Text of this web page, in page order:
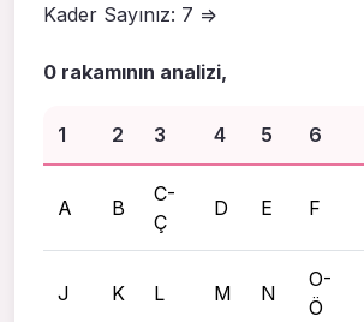
Kader Sayınız: 7 =>
0 rakamının analizi,
1 2 3 4 5 6
A B
C-
Ç
D E F
J K L M N
O-
Ö